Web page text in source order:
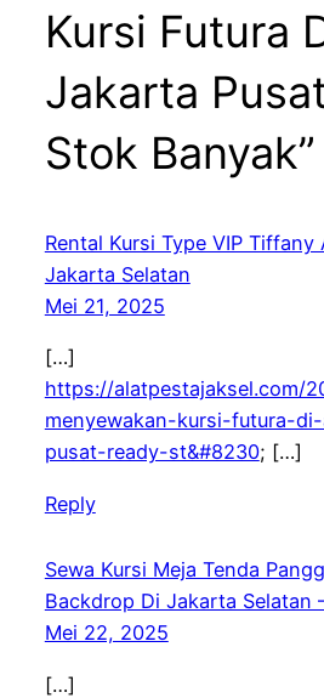
Kursi Futura
Jakarta
Stok Banyak”
Rental Kursi Type VIP Tiffany
Jakarta Selatan
Mei 21, 2025
[…]
https://alatpestajaksel.com/
menyewakan-kursi-futura-
pusat-ready-st&#8230; […]
Reply
Sewa Kursi Meja Tenda
Backdrop Di Jakarta Selatan
Mei 22, 2025
[…]